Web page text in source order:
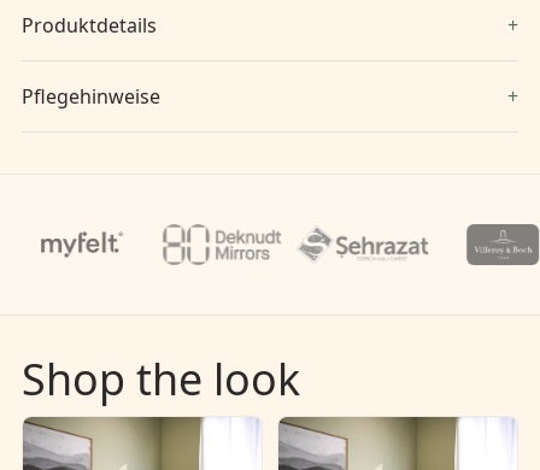
Produktdetails
Pflegehinweise
Shop the look